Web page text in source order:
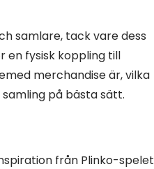
samlare, tack vare dess
en fysisk koppling till
merchandise är, vilka
på bästa sätt.
från Plinko-spelet